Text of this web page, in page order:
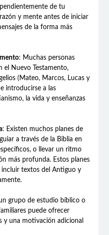
de tu
y mente antes de iniciar
de la forma más
: Muchas personas
el Nuevo Testamento,
(Mateo, Marcos, Lucas y
introducirse a las
la vida y enseñanzas
: Existen muchos planes de
a través de la Biblia en
o llevar un ritmo
más profunda. Estos planes
incluir textos del Antiguo y
grupo de estudio bíblico o
puede ofrecer
y una motivación adicional